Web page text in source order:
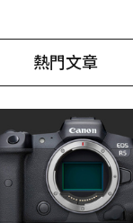
熱門文章